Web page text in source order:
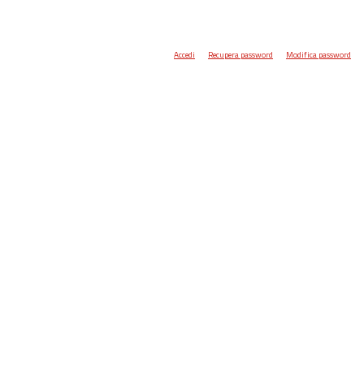
Accedi Recupera password Modifica password